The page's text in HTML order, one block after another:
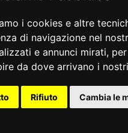
i cookies e altre
di navigazione nel
e annunci mirati,
da dove arrivano i
Rifiuto Cambia le
BO 262516